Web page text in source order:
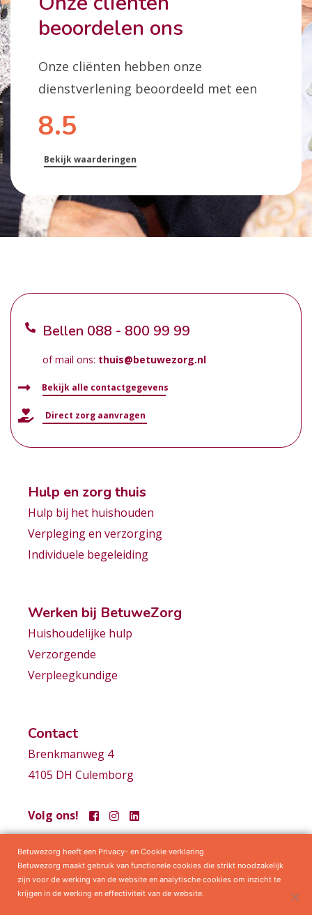
beoordelen ons
Onze cliënten hebben onze
dienstverlening beoordeeld met een
8.5
Bekijk waarderingen
Bellen 088 - 800 99 99
of mail ons: thuis@betuwezorg.nl
Bekijk alle contactgegevens
Direct zorg aanvragen
Hulp en zorg thuis
Hulp bij het huishouden
Verpleging en verzorging
Individuele begeleiding
Werken bij BetuweZorg
Huishoudelijke hulp
Verzorgende
Verpleegkundige
Contact
Brenkmanweg 4
4105 DH Culemborg
Volg ons!
Samenwerkingen Privacy statement Algemene voorwaarden
Betuwezorg heeft een Privacy- en Cookie verklaring
Betuwezorg maakt gebruik van functionele cookies die strikt noodzakelijk
zijn voor de werking van de website en analytische cookies om inzicht te
krijgen in de werking en effectiviteit van de website.